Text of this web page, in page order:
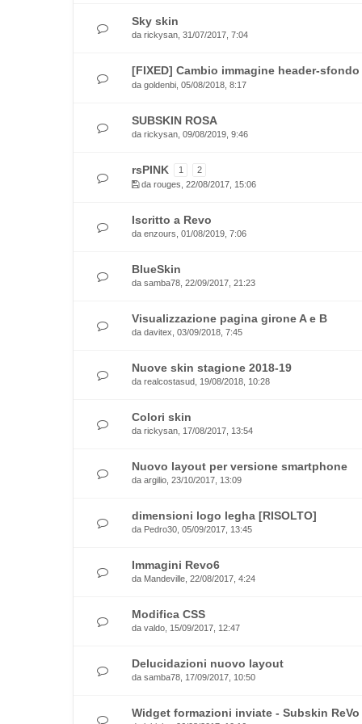
Sky skin
da rickysan , 31/07/2017, 7:04
[FIXED] Cambio immagine header-sfondo
da goldenbi , 05/08/2018, 8:17
SUBSKIN ROSA
da rickysan , 09/08/2019, 9:46
rsPINK 1
2
da rouges , 22/08/2017, 15:06
Iscritto a Revo
da enzours , 01/08/2019, 7:06
BlueSkin
da samba78 , 22/09/2017, 21:23
Visualizzazione pagina girone A e B
da davitex , 03/09/2018, 7:45
Nuove skin stagione 2018-19
da realcostasud , 19/08/2018, 10:28
Colori skin
da rickysan , 17/08/2017, 13:54
Nuovo layout per versione smartphone
da argilio , 23/10/2017, 13:09
dimensioni logo legha [RISOLTO]
da Pedro30 , 05/09/2017, 13:45
Immagini Revo6
da Mandeville , 22/08/2017, 4:24
Modifica CSS
da valdo , 15/09/2017, 12:47
Delucidazioni nuovo layout
da samba78 , 17/09/2017, 10:50
Widget formazioni inviate - Subskin ReVo